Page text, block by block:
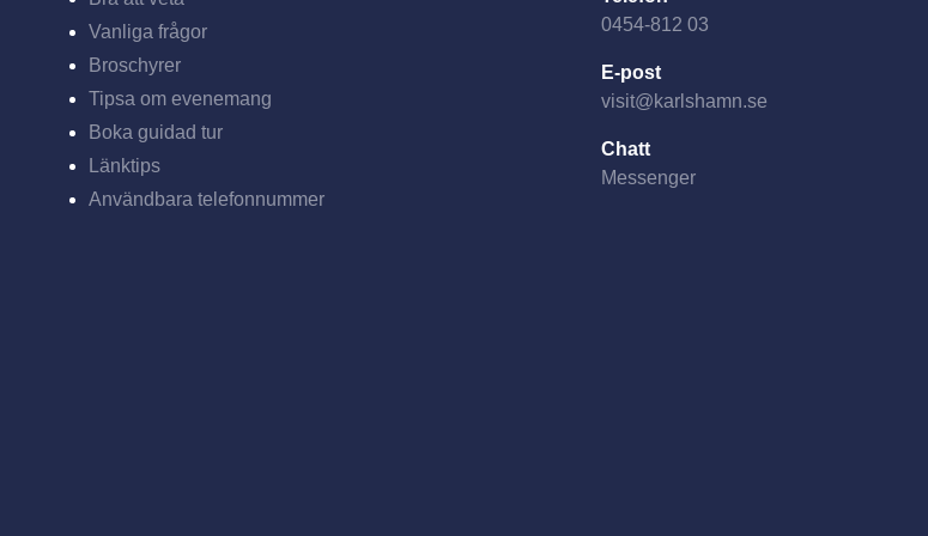
Vanliga frågor
Broschyrer
Tipsa om evenemang
Boka guidad tur
Länktips
Användbara telefonnummer
0454-812 03
E-post
visit@karlshamn.se
Chatt
Messenger